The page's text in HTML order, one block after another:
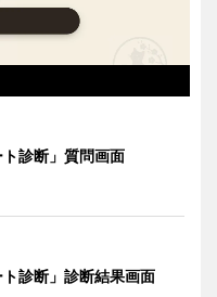
ト診断」質問画面
ト診断」診断結果画面